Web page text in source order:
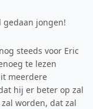
gedaan jongen!
steeds voor Eric
te lezen
meerdere
hij er beter op zal
worden, dat zal